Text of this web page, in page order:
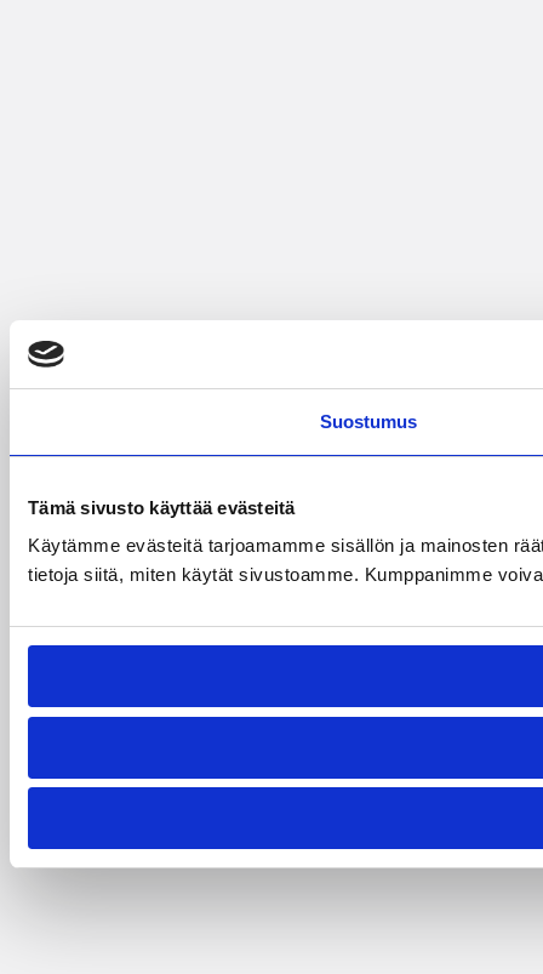
Suostumus
Tämä sivusto käyttää evästeitä
Käytämme evästeitä tarjoamamme sisällön ja mainosten
tietoja siitä, miten käytät sivustoamme. Kumppanimme